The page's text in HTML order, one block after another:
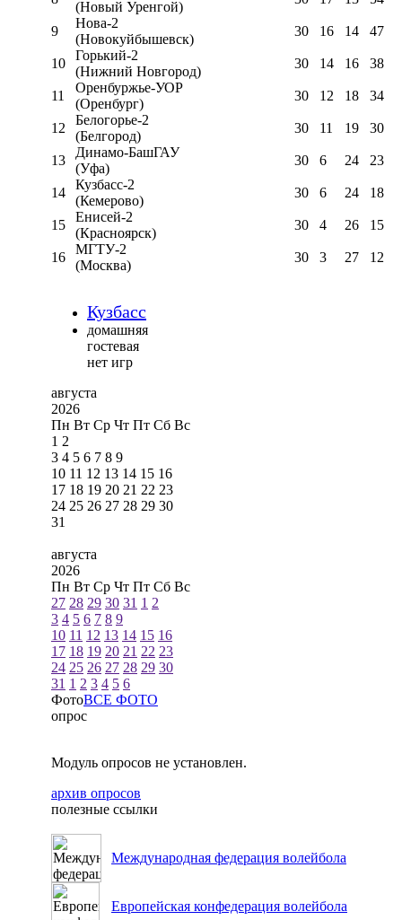
(Новый Уренгой)
9
Нова-2
(Новокуйбышевск)
30 16 14 47
10
Горький-2
(Нижний Новгород)
30 14 16 38
11
Оренбуржье-УОР
(Оренбург)
30 12 18 34
12
Белогорье-2
(Белгород)
30 11 19 30
13
Динамо-БашГАУ
(Уфа)
30 6 24 23
14
Кузбасс-2
(Кемерово)
30 6 24 18
15
Енисей-2
(Красноярск)
30 4 26 15
16
МГТУ-2
(Москва)
30 3 27 12
Кузбасс
домашняя
гостевая
нет игр
августа
2026
Пн Вт Ср Чт Пт Сб Вс
1 2
3 4 5 6 7 8 9
10 11 12 13 14 15 16
17 18 19 20 21 22 23
24 25 26 27 28 29 30
31
августа
2026
Пн Вт Ср Чт Пт Сб Вс
27 28 29 30 31 1 2
3 4 5 6 7 8 9
10 11 12 13 14 15 16
17 18 19 20 21 22 23
24 25 26 27 28 29 30
31 1 2 3 4 5 6
ФотоВСЕ ФОТО
опрос
Модуль опросов не установлен.
архив опросов
полезные ссылки
Международная федерация волейбола
Европейская конфедерация волейбола